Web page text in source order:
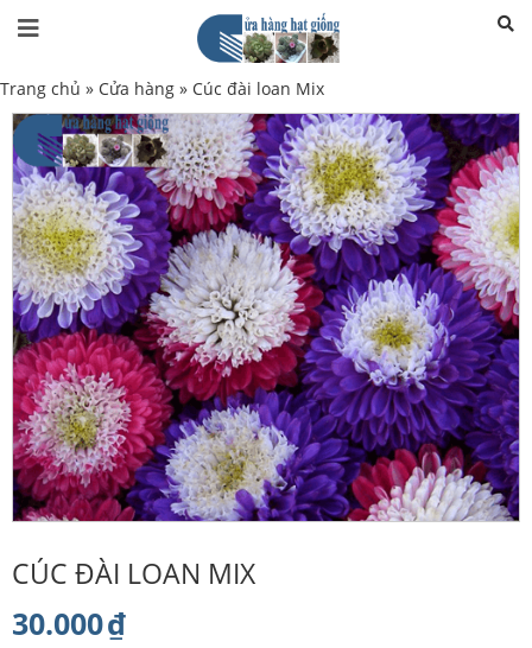
Trang chủ » Cửa hàng » Cúc đài loan Mix
CÚC ĐÀI LOAN MIX
30.000₫